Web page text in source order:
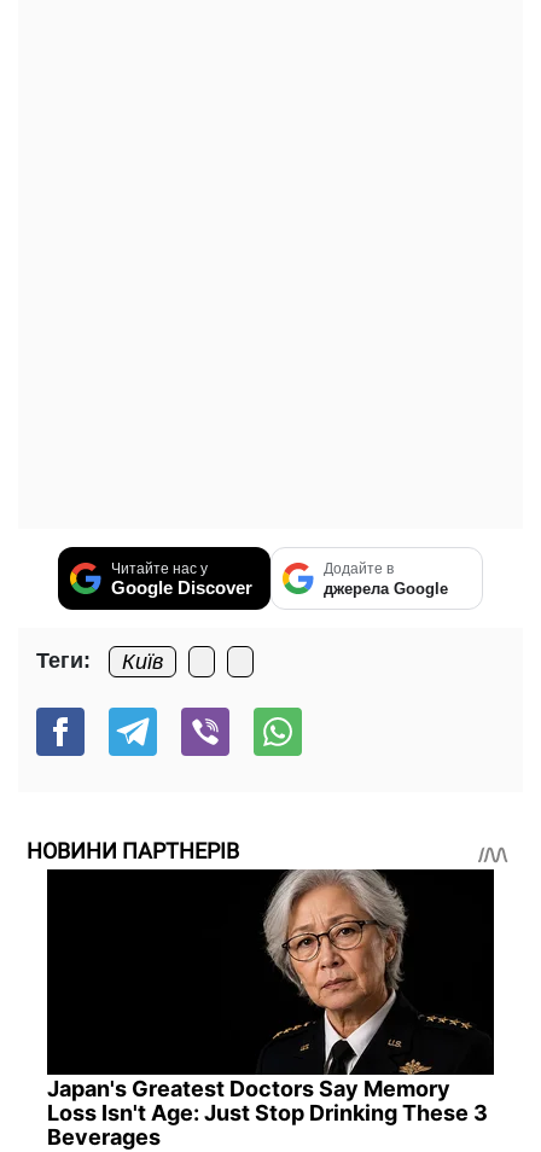
Читайте нас у
Google Discover
Додайте в
джерела Google
Теги: Київ
НОВИНИ ПАРТНЕРІВ
Japan's Greatest Doctors Say Memory
Loss Isn't Age: Just Stop Drinking These 3
Beverages